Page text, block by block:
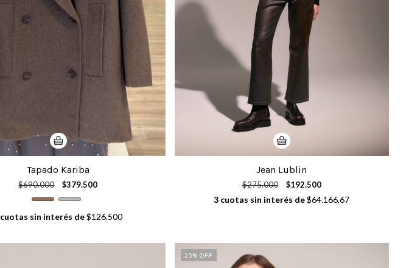
Tapado Kariba
$690.000 $379.500
cuotas sin interés de$126.500
Jean Lublin
$275.000 $192.500
3 cuotas sin interés de$64.166,67
25% OFF